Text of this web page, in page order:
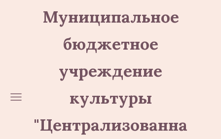
Муниципальное
бюджетное
учреждение
культуры
"Централизованна